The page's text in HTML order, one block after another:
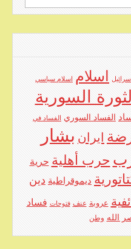
اسلام اسلام سياسي
الثورة السورية
الفساد السوري الفساد في
ايران بشار
حرب أهلية حرية
ديموقراطية دين
عروبة عنف فتوحات فساد
الله وطن